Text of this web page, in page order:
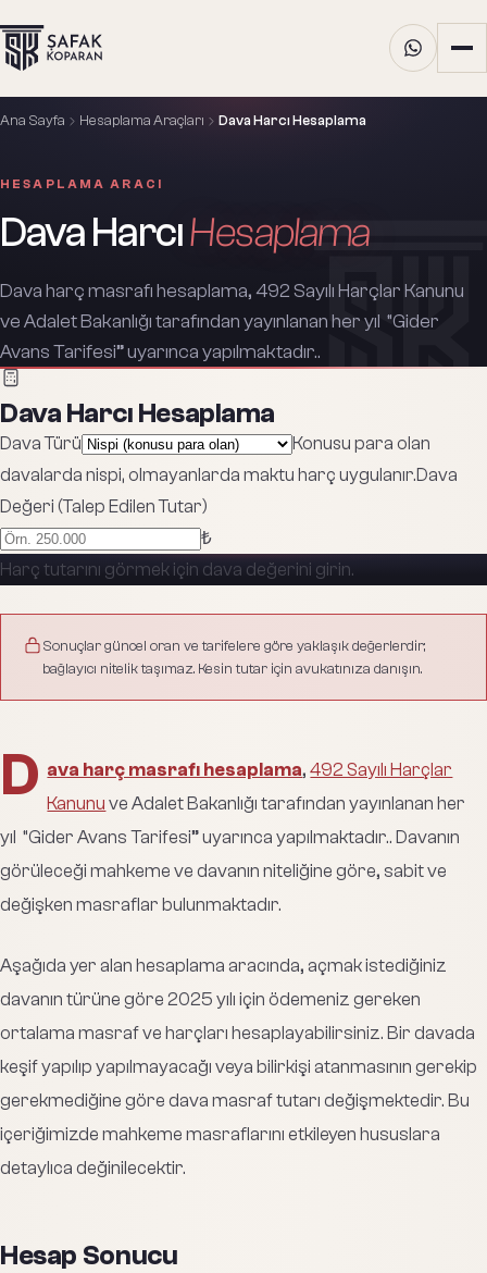
Ana Sayfa Hesaplama Araçları Dava Harcı Hesaplama
HESAPLAMA ARACI
Dava HarcıHesaplama
Dava harç masrafı hesaplama, 492 Sayılı Harçlar Kanunu
ve Adalet Bakanlığı tarafından yayınlanan her yıl “Gider
Avans Tarifesi” uyarınca yapılmaktadır..
Dava Harcı Hesaplama
Dava Türü
Konusu para olan
davalarda nispi, olmayanlarda maktu harç uygulanır.Dava
Değeri (Talep Edilen Tutar)
₺
Harç tutarını görmek için dava değerini girin.
Sonuçlar güncel oran ve tarifelere göre yaklaşık değerlerdir;
bağlayıcı nitelik taşımaz. Kesin tutar için avukatınıza danışın.
D ava harç masrafı hesaplama,492 Sayılı Harçlar
Kanunu ve Adalet Bakanlığı tarafından yayınlanan her
yıl “Gider Avans Tarifesi” uyarınca yapılmaktadır.. Davanın
görüleceği mahkeme ve davanın niteliğine göre, sabit ve
değişken masraflar bulunmaktadır.
Aşağıda yer alan hesaplama aracında, açmak istediğiniz
davanın türüne göre 2025 yılı için ödemeniz gereken
ortalama masraf ve harçları hesaplayabilirsiniz. Bir davada
keşif yapılıp yapılmayacağı veya bilirkişi atanmasının gerekip
gerekmediğine göre dava masraf tutarı değişmektedir. Bu
içeriğimizde mahkeme masraflarını etkileyen hususlara
detaylıca değinilecektir.
Hesap Sonucu